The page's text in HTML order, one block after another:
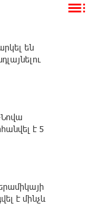
են
է 5
է մինչև